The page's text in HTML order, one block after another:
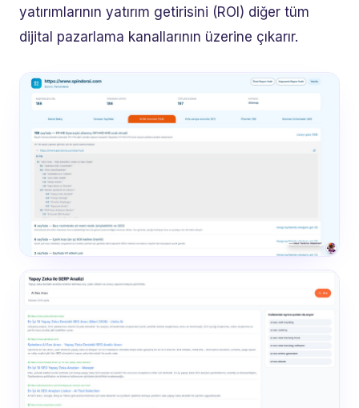
yatırımlarının yatırım getirisini (ROI) diğer tüm
dijital pazarlama kanallarının üzerine çıkarır.